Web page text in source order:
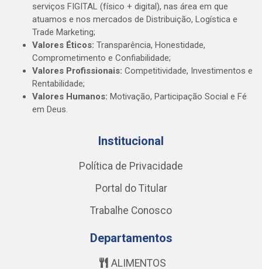
serviços FIGITAL (físico + digital), nas área em que
atuamos e nos mercados de Distribuição, Logística e
Trade Marketing;
Valores Éticos: Transparência, Honestidade,
Comprometimento e Confiabilidade;
Valores Profissionais: Competitividade, Investimentos e
Rentabilidade;
Valores Humanos: Motivação, Participação Social e Fé
em Deus.
Institucional
Política de Privacidade
Portal do Titular
Trabalhe Conosco
Departamentos
ALIMENTOS